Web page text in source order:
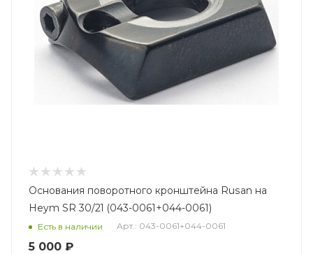
Основания поворотного кронштейна Rusan на
Heym SR 30/21 (043-0061+044-0061)
Есть в наличии Арт.: 043-0061+044-0061
5 000 ₽